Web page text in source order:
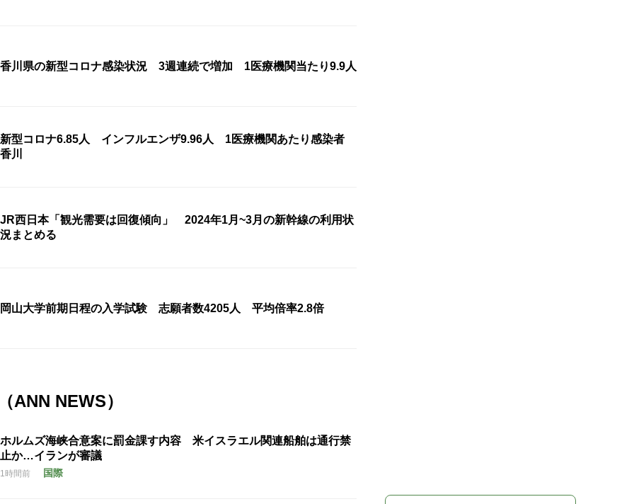
香川県の新型コロナ感染状況 3週連続で増加 1医療機関当たり9.9人
新型コロナ6.85人 インフルエンザ9.96人 1医療機関あたり感染者
香川
JR西日本「観光需要は回復傾向」 2024年1月~3月の新幹線の利用状
況まとめる
岡山大学前期日程の入学試験 志願者数4205人 平均倍率2.8倍
ANN NEWS）
ホルムズ海峡合意案に罰金課す内容 米イスラエル関連船舶は通行禁
止か…イランが審議
1時間前 国際